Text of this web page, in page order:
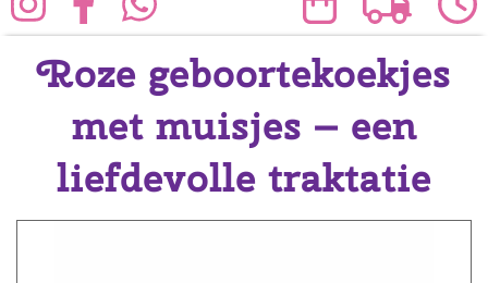
Roze geboortekoekjes
met muisjes – een
liefdevolle traktatie